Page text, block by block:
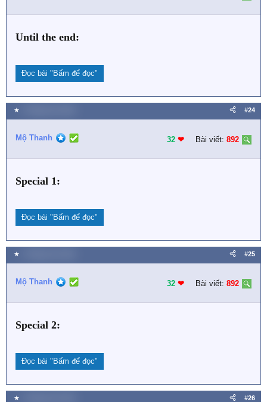
Until the end:
Đọc bài "Bấm để đọc"
★ #24
Mộ Thanh 32 ❤︎ Bài viết: 892
Special 1:
Đọc bài "Bấm để đọc"
★ #25
Mộ Thanh 32 ❤︎ Bài viết: 892
Special 2:
Đọc bài "Bấm để đọc"
★ #26